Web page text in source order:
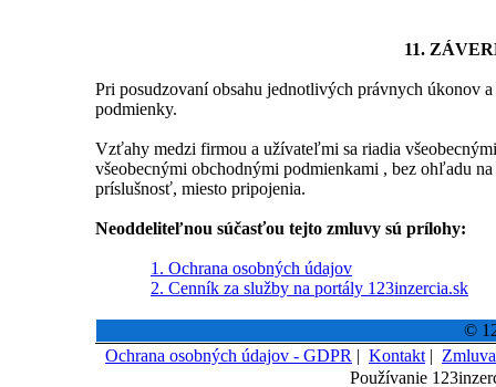
11.
Pri posudzovaní obsahu jednotlivých právnych úkonov
podmienky.
Vzťahy medzi firmou a užívateľmi sa riadia
všeobecnými obchodnými podmienkami , bez ohľadu
príslušnosť, miesto pripojenia.
Neoddeliteľnou súčasťou tejto zmluvy sú prílohy:
1. Ochrana osobných údajov
2. Cenník za služby na portály 123inzercia.sk
©
Ochrana osobných údajov - GDPR | Kontakt | Zmluva
Používanie